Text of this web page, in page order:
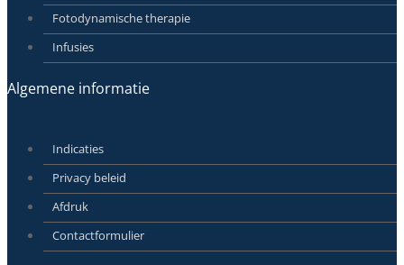
Fotodynamische therapie
Infusies
Algemene informatie
Indicaties
Privacy beleid
Afdruk
Contactformulier